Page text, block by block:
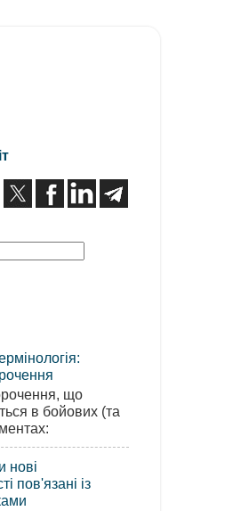
що
в бойових (та
нові
пов'язані із